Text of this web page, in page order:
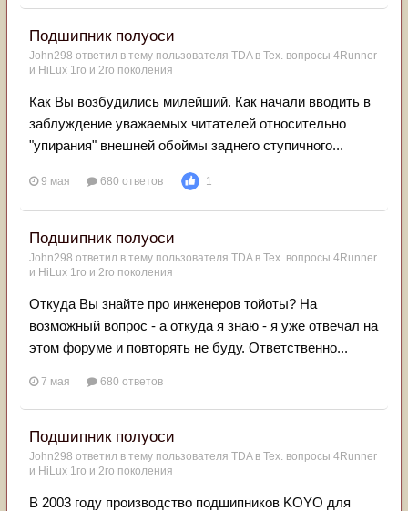
Подшипник полуоси
John298 ответил в тему пользователя TDAв Тех. вопросы 4Runner
и HiLux 1го и 2го поколения
Как Вы возбудились милейший. Как начали вводить в
заблуждение уважаемых читателей относительно
"упирания" внешней обоймы заднего ступичного...
9 мая 680 ответов 1
Подшипник полуоси
John298 ответил в тему пользователя TDAв Тех. вопросы 4Runner
и HiLux 1го и 2го поколения
Откуда Вы знайте про инженеров тойоты? На
возможный вопрос - а откуда я знаю - я уже отвечал на
этом форуме и повторять не буду. Ответственно...
7 мая 680 ответов
Подшипник полуоси
John298 ответил в тему пользователя TDAв Тех. вопросы 4Runner
и HiLux 1го и 2го поколения
В 2003 году производство подшипников KOYO для